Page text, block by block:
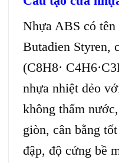
Nhựa ABS có
Butadien Styren,
(C8H8·
nhựa nhiệt dẻo
không thấm
giòn, cân bằng
đập, độ cứng bề